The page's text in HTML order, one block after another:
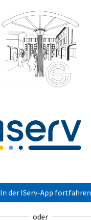
In der IServ-App fortfahren
oder